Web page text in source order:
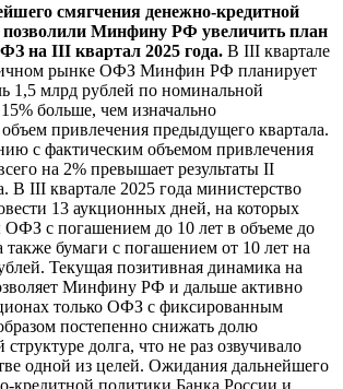
смягчения денежно-кредитной
Минфину РФ увеличить план
на III квартал 2025 года. В III квартале
рынке ОФЗ Минфин РФ планирует
1,5 млрд рублей по номинальной
больше, чем изначально
привлечения предыдущего квартала.
с фактическим объемом привлечения
на 2% превышает результаты II
В III квартале 2025 года министерство
13 аукционных дней, на которых
ОФЗ с погашением до 10 лет в объеме до
также бумаги с погашением от 10 лет на
Текущая позитивная динамика на
Минфину РФ и дальше активно
только ОФЗ с фиксированным
постепенно снижать долю
долга, что не раз озвучивало
одной из целей. Ожидания дальнейшего
кредитной политики Банка России и